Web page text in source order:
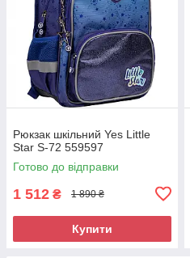
Рюкзак шкільний Yes Little
Star S-72 559597
Готово до відправки
1 512 ₴ 1 890 ₴
Купити